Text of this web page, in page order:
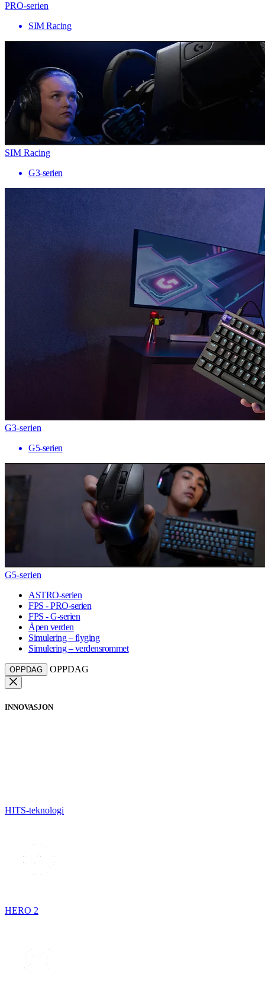
PRO-serien
SIM Racing
SIM Racing
G3-serien
G3-serien
G5-serien
G5-serien
ASTRO-serien
FPS - PRO-serien
FPS - G-serien
Åpen verden
Simulering – flyging
Simulering – verdensrommet
OPPDAG OPPDAG
INNOVASJON
HITS-teknologi
HERO 2